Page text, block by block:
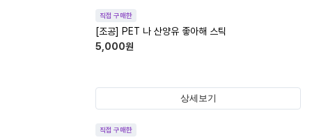
직접 구매한
[조공] PET 나 산양유 좋아해 스틱
5,000원
상세보기
직접 구매한